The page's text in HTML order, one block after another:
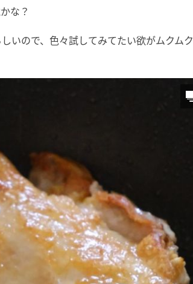
な？
いので、色々試してみてたい欲がムクムク